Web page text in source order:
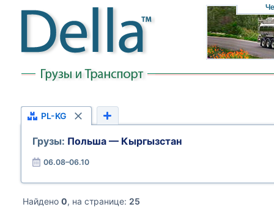
PL-KG
Грузы: Польша — Кыргызстан
06.08–06.10
Найдено 0, на странице: 25